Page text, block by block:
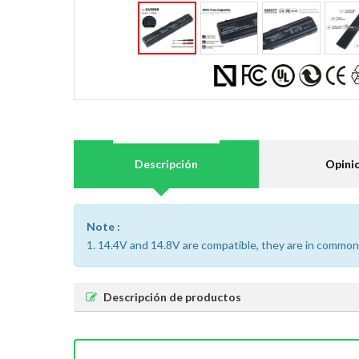
Descripción
Note :
1. 14.4V and 14.8V are compatible, they are in
Descripción de productos